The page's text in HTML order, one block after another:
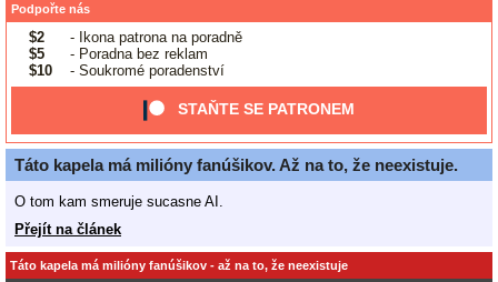
Podpořte nás
$2
- Ikona patrona na poradně
$5
- Poradna bez reklam
$10
- Soukromé poradenství
STAŇTE SE PATRONEM
Táto kapela má milióny fanúšikov. Až na to, že neexistuje.
O tom kam smeruje sucasne AI.
Přejít na článek
Táto kapela má milióny fanúšikov - až na to, že neexistuje